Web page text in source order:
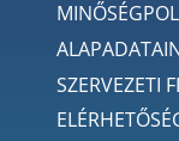
SZERVEZETI